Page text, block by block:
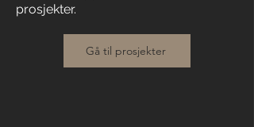
prosjekter.
Gå til prosjekter